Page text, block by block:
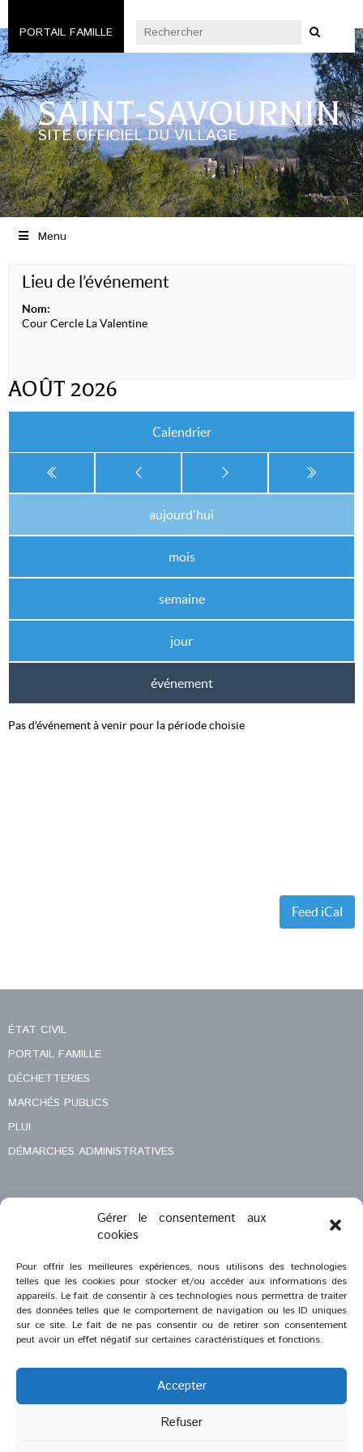
Gérer le consentement aux
cookies
Pour offrir les meilleures expériences, nous utilisons des technologies
telles que les cookies pour stocker et/ou accéder aux informations des
appareils. Le fait de consentir à ces technologies nous permettra de traiter
des données telles que le comportement de navigation ou les ID uniques
sur ce site. Le fait de ne pas consentir ou de retirer son consentement
peut avoir un effet négatif sur certaines caractéristiques et fonctions.
Accepter
Refuser
PORTAIL FAMILLE
SAINT-SAVOURNIN
SITE OFFICIEL DU VILLAGE
Menu
Lieu de l’événement
Nom:
Cour Cercle La Valentine
AOÛT 2026
Calendrier
aujourd'hui
mois
semaine
jour
événement
Pas d'événement à venir pour la période choisie
Feed iCal
ÉTAT CIVIL
PORTAIL FAMILLE
DÉCHETTERIES
MARCHÉS PUBLICS
PLUI
DÉMARCHES ADMINISTRATIVES
MENTIONS LÉGALES